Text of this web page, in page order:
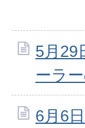
5月29
ーラ
6月6